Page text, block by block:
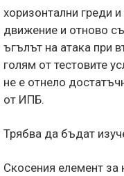
хоризонтални греди
движение и отново
ъгълът на атака при
голям от тестовите
не е отнело
от ИПБ.
Трябва да бъдат
Скосения елемент за